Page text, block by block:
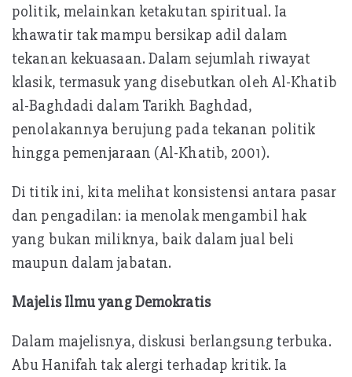
politik, melainkan ketakutan spiritual. Ia
khawatir tak mampu bersikap adil dalam
tekanan kekuasaan. Dalam sejumlah riwayat
klasik, termasuk yang disebutkan oleh Al-Khatib
al-Baghdadi dalam Tarikh Baghdad,
penolakannya berujung pada tekanan politik
hingga pemenjaraan (Al-Khatib, 2001).
Di titik ini, kita melihat konsistensi antara pasar
dan pengadilan: ia menolak mengambil hak
yang bukan miliknya, baik dalam jual beli
maupun dalam jabatan.
Majelis Ilmu yang Demokratis
Dalam majelisnya, diskusi berlangsung terbuka.
Abu Hanifah tak alergi terhadap kritik. Ia